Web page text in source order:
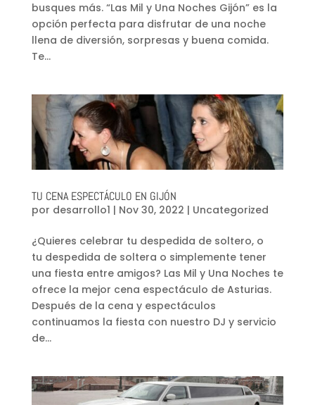
busques más. “Las Mil y Una Noches Gijón” es la
opción perfecta para disfrutar de una noche
llena de diversión, sorpresas y buena comida.
Te...
TU CENA ESPECTÁCULO EN GIJÓN
por desarrollo1 | Nov 30, 2022 | Uncategorized
¿Quieres celebrar tu despedida de soltero, o
tu despedida de soltera o simplemente tener
una fiesta entre amigos? Las Mil y Una Noches te
ofrece la mejor cena espectáculo de Asturias.
Después de la cena y espectáculos
continuamos la fiesta con nuestro DJ y servicio
de...